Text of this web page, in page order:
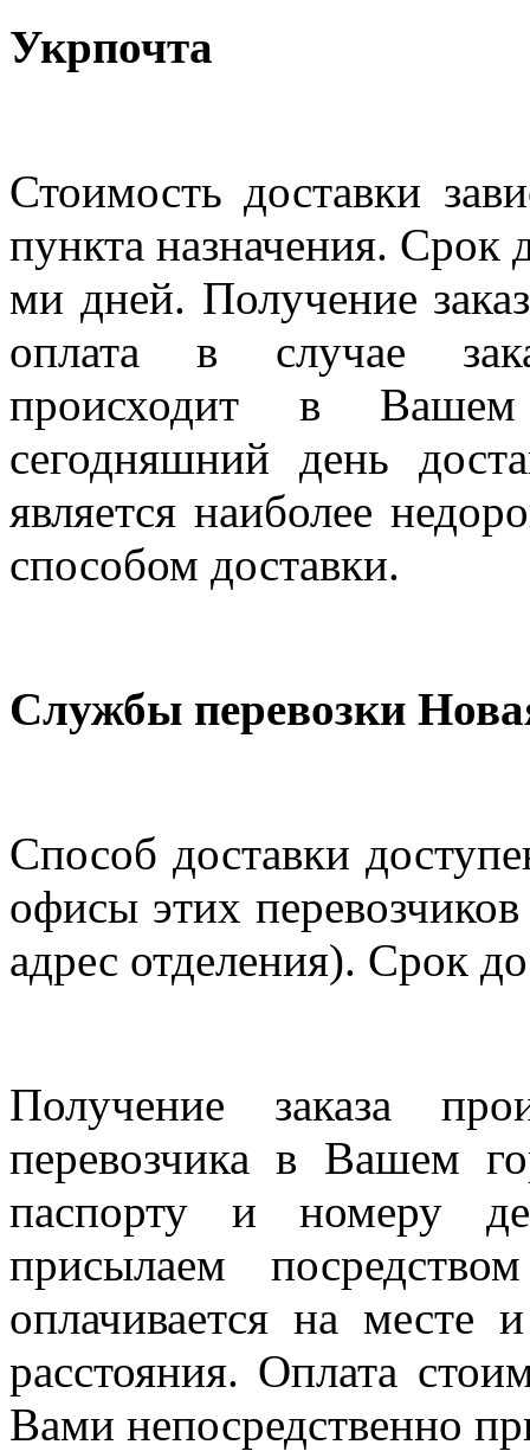
Укрпочта
Стоимость доставки
пункта назначения. Срок
ми дней. Получение
оплата в случае
происходит в
сегодняшний день
является наиболее
способом доставки.
Службы перевозки
Способ доставки
офисы этих
адрес отделения). Срок
Получение заказа
перевозчика в Вашем
паспорту и номеру
присылаем
оплачивается на месте
расстояния. Оплата
Вами непосредственно